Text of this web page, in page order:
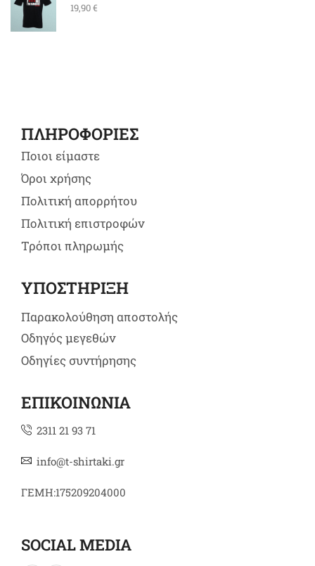
19,90€
ΠΛΗΡΟΦΟΡΙΕΣ
Ποιοι είμαστε
Όροι χρήσης
Πολιτική απορρήτου
Πολιτική επιστροφών
Τρόποι πληρωμής
ΥΠΟΣΤΗΡΙΞΗ
Παρακολούθηση αποστολής
Οδηγός μεγεθών
Οδηγίες συντήρησης
ΕΠΙΚΟΙΝΩΝΙΑ
2311 21 93 71
info@t-shirtaki.gr
ΓΕΜΗ:175209204000
SOCIAL MEDIA